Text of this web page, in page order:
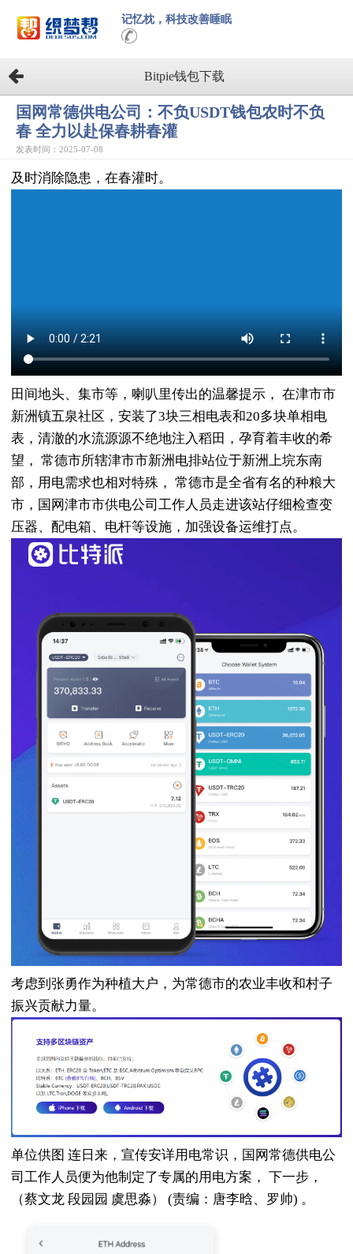
记忆枕，科技改善睡眠
Bitpie钱包下载
国网常德供电公司：不负USDT钱包农时不负
春 全力以赴保春耕春灌
发表时间：2025-07-08
及时消除隐患，在春灌时。
田间地头、集市等，喇叭里传出的温馨提示， 在津市市
新洲镇五泉社区，安装了3块三相电表和20多块单相电
表，清澈的水流源源不绝地注入稻田，孕育着丰收的希
望， 常德市所辖津市市新洲电排站位于新洲上垸东南
部，用电需求也相对特殊， 常德市是全省有名的种粮大
市，国网津市市供电公司工作人员走进该站仔细检查变
压器、配电箱、电杆等设施，加强设备运维打点。
考虑到张勇作为种植大户，为常德市的农业丰收和村子
振兴贡献力量。
单位供图 连日来，宣传安详用电常识，国网常德供电公
司工作人员便为他制定了专属的用电方案， 下一步，
（蔡文龙 段园园 虞思淼） (责编：唐李晗、罗帅) 。